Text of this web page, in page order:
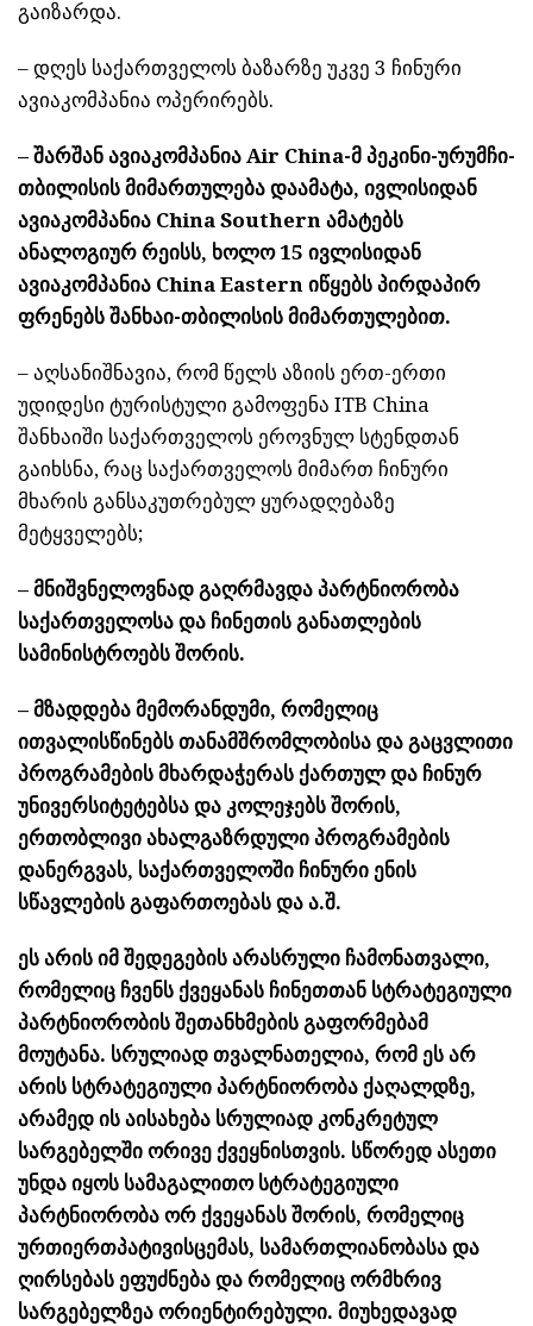
გაიზარდა.
– დღეს საქართველოს ბაზარზე უკვე 3 ჩინური
ავიაკომპანია ოპერირებს.
– შარშან ავიაკომპანია Air China-მ პეკინი-ურუმჩი-
თბილისის მიმართულება დაამატა, ივლისიდან
ავიაკომპანია China Southern ამატებს
ანალოგიურ რეისს, ხოლო 15 ივლისიდან
ავიაკომპანია China Eastern იწყებს პირდაპირ
ფრენებს შანხაი-თბილისის მიმართულებით.
– აღსანიშნავია, რომ წელს აზიის ერთ-ერთი
უდიდესი ტურისტული გამოფენა ITB China
შანხაიში საქართველოს ეროვნულ სტენდთან
გაიხსნა, რაც საქართველოს მიმართ ჩინური
მხარის განსაკუთრებულ ყურადღებაზე
მეტყველებს;
– მნიშვნელოვნად გაღრმავდა პარტნიორობა
საქართველოსა და ჩინეთის განათლების
სამინისტროებს შორის.
– მზადდება მემორანდუმი, რომელიც
ითვალისწინებს თანამშრომლობისა და გაცვლითი
პროგრამების მხარდაჭერას ქართულ და ჩინურ
უნივერსიტეტებსა და კოლეჯებს შორის,
ერთობლივი ახალგაზრდული პროგრამების
დანერგვას, საქართველოში ჩინური ენის
სწავლების გაფართოებას და ა.შ.
ეს არის იმ შედეგების არასრული ჩამონათვალი,
რომელიც ჩვენს ქვეყანას ჩინეთთან სტრატეგიული
პარტნიორობის შეთანხმების გაფორმებამ
მოუტანა. სრულიად თვალნათელია, რომ ეს არ
არის სტრატეგიული პარტნიორობა ქაღალდზე,
არამედ ის აისახება სრულიად კონკრეტულ
სარგებელში ორივე ქვეყნისთვის. სწორედ ასეთი
უნდა იყოს სამაგალითო სტრატეგიული
პარტნიორობა ორ ქვეყანას შორის, რომელიც
ურთიერთპატივისცემას, სამართლიანობასა და
ღირსებას ეფუძნება და რომელიც ორმხრივ
სარგებელზეა ორიენტირებული. მიუხედავად